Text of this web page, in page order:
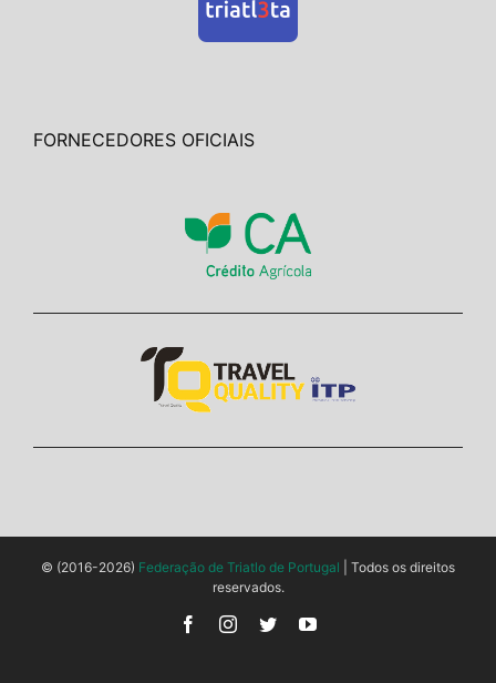
FORNECEDORES OFICIAIS
© (2016-2026) Federação de Triatlo de Portugal | Todos os direitos
reservados.
FacebookInstagram
TwitterYouTube